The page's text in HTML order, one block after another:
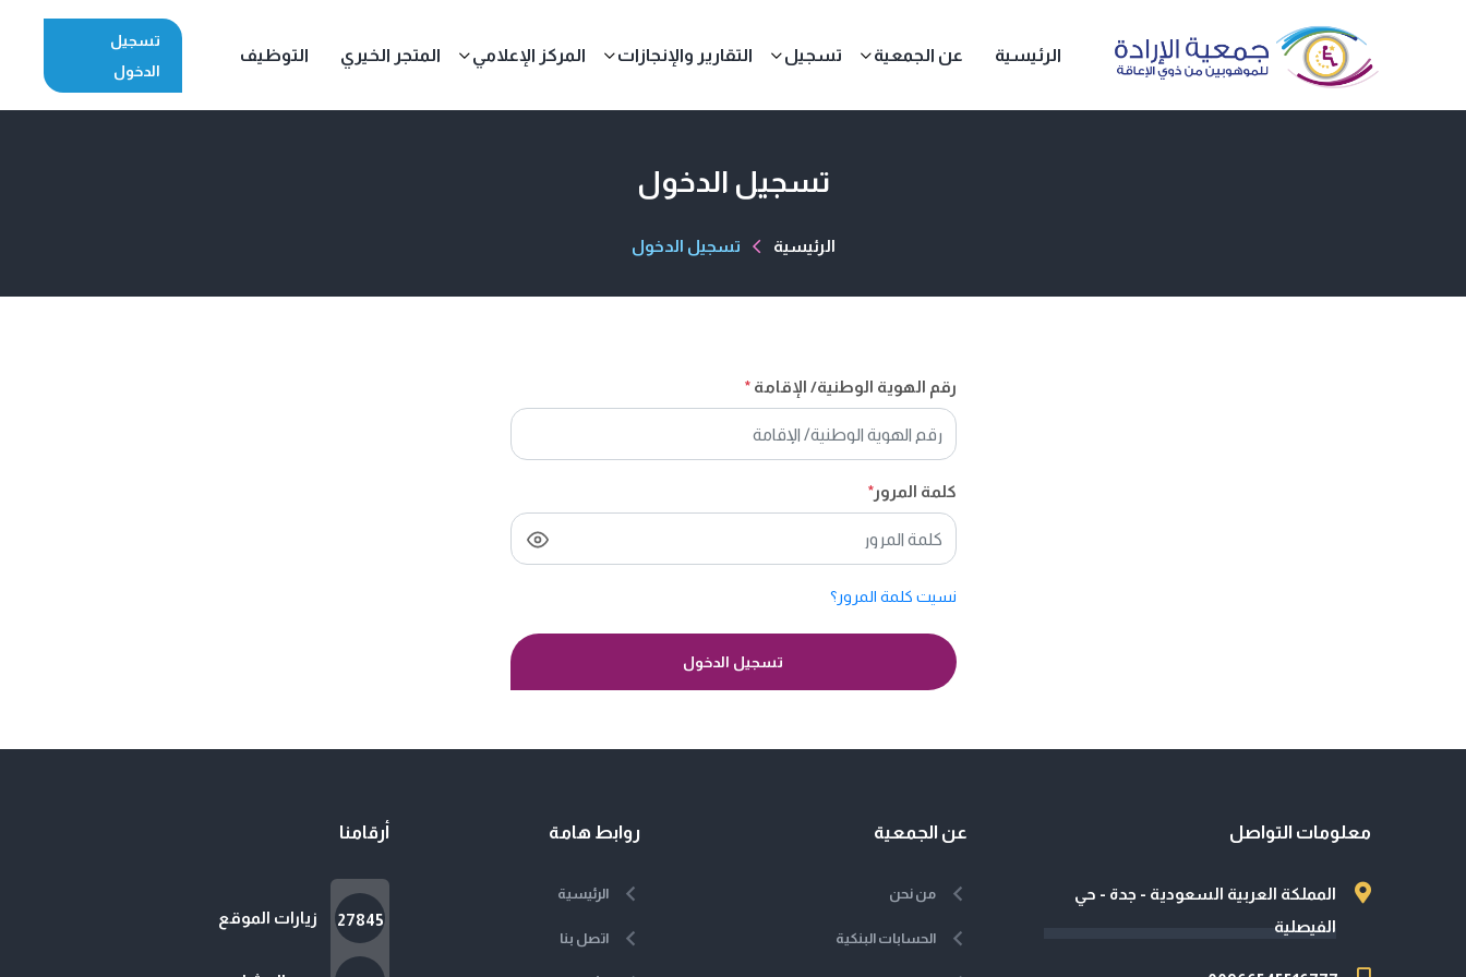
الرئيسية عن الجمعية تسجيل التقارير والإنجازات المركز الإعلامي المتجر الخيري التوظيف
تسجيل
الدخول
تسجيل الدخول
الرئيسية تسجيل الدخول
رقم الهوية الوطنية/ الإقامة*
كلمة المرور*
نسيت كلمة المرور؟
تسجيل الدخول
معلومات التواصل
المملكة العربية السعودية - جدة - حي
الفيصلية
عن الجمعية
من نحن
الحسابات البنكية
روابط هامة
الرئيسية
اتصل بنا
أرقامنا
27845 زيارات الموقع